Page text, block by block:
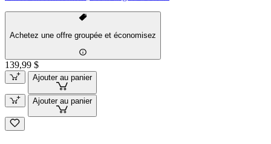
Achetez une offre groupée et économisez
139,99 $
Ajouter au panier
Ajouter au panier